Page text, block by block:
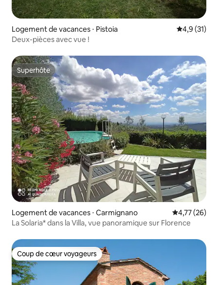
Logement de vacances ⋅ Pistoia Évaluation
4,9 (31)
Deux-pièces avec vue !
Superhôte
Superhôte
Logement de vacances ⋅ Carmignano Évaluation
4,77 (26)
La Solaria* dans la Villa, vue panoramique sur Florence
Coup de cœur voyageurs
Coup de cœur voyageurs